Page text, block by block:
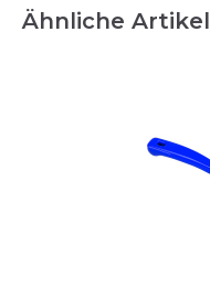
Ähnliche Artikel